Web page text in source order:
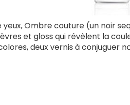
yeux, Ombre couture (un noir
et gloss qui révèlent la
deux vernis à conjuguer